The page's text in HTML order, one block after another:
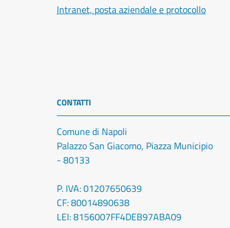
Intranet, posta aziendale e protocollo
CONTATTI
Comune di Napoli
Palazzo San Giacomo, Piazza Municipio
- 80133
P. IVA: 01207650639
CF: 80014890638
LEI: 8156007FF4DEB97ABA09